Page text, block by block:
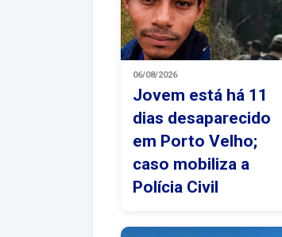
06/08/2026
Jovem está há 11
dias desaparecido
em Porto Velho;
caso mobiliza a
Polícia Civil